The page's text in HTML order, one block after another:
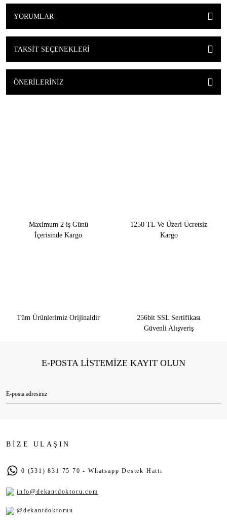
YORUMLAR
TAKSIT SEÇENEKLERI
ÖNERILERINIZ
Maximum 2 iş Günü
İçerisinde Kargo
1250 TL Ve Üzeri Ücretsiz
Kargo
Tüm Ürünlerimiz Orijinaldir
256bit SSL Sertifikası
Güvenli Alışveriş
E-POSTA LİSTEMİZE KAYIT OLUN
BİZE ULAŞIN
0 (531) 831 75 70 - Whatsapp Destek Hattı
info@dekantdoktoru.com
@dekantdoktoruu